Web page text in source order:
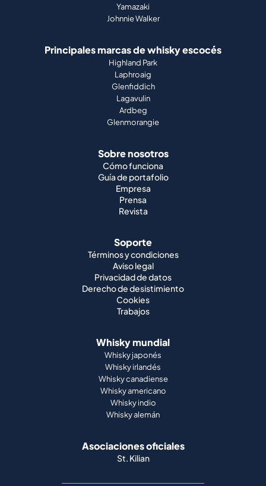
Yamazaki
Johnnie Walker
Principales marcas de whisky escocés
Highland Park
Laphroaig
Glenfiddich
Lagavulin
Ardbeg
Glenmorangie
Sobre nosotros
Cómo funciona
Guía de portafolio
Empresa
Prensa
Revista
Soporte
Términos y condiciones
Aviso legal
Privacidad de datos
Derecho de desistimiento
Cookies
Trabajos
Whisky mundial
Whisky japonés
Whisky irlandés
Whisky canadiense
Whisky americano
Whisky indio
Whisky alemán
Asociaciones oficiales
St. Kilian